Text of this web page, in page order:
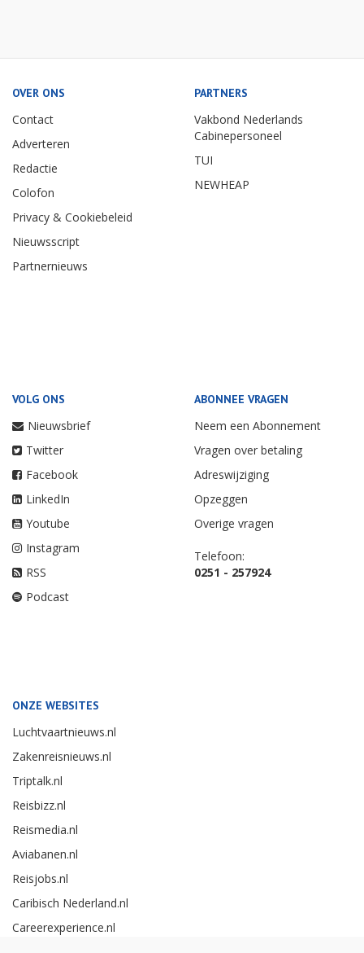
OVER ONS
Contact
Adverteren
Redactie
Colofon
Privacy & Cookiebeleid
Nieuwsscript
Partnernieuws
PARTNERS
Vakbond Nederlands
Cabinepersoneel
TUI
NEWHEAP
VOLG ONS
Nieuwsbrief
Twitter
Facebook
LinkedIn
Youtube
Instagram
RSS
Podcast
ABONNEE VRAGEN
Neem een Abonnement
Vragen over betaling
Adreswijziging
Opzeggen
Overige vragen
Telefoon:
0251 - 257924
ONZE WEBSITES
Luchtvaartnieuws.nl
Zakenreisnieuws.nl
Triptalk.nl
Reisbizz.nl
Reismedia.nl
Aviabanen.nl
Reisjobs.nl
Caribisch Nederland.nl
Careerexperience.nl